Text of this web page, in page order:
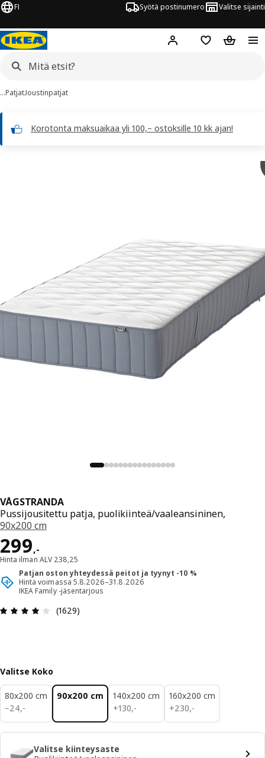
FI Syötä postinumero Valitse sijainti
Hej! Kirjaudu sisään
Suosikit
…PatjatJoustinpatjat
Korotonta maksuaikaa yli 100,– ostoksille 10 kk ajan!
VÅGSTRANDA
Pussijousitettu patja, puolikiinteä/vaaleansininen,
90x200 cm
299,-
Hinta 299,-
Hinta ilman ALV 238,25
Patjan oston yhteydessä peitot ja tyynyt -10 %
Hinta voimassa 5.8.2026–31.8.2026
IKEA Family -jäsentarjous
: 4 / 5 tähteä. Arvostelut yhteensä: 1629
(1629)
Valitse Koko
80x200 cm
−24,-
24,-
90x200 cm
140x200 cm
+130,-
130,-
160x200 cm
+230,-
230,-
Valitse kiinteysaste